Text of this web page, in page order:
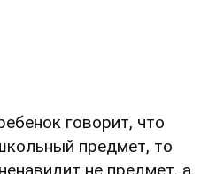
говорит, что
предмет, то
не предмет, а